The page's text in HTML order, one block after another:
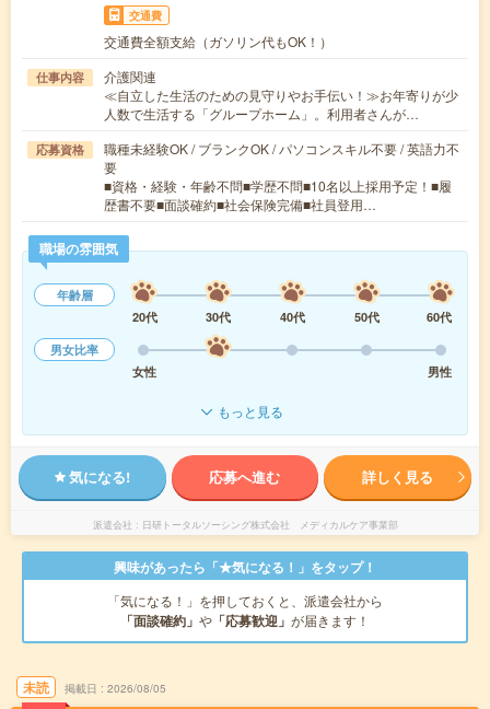
交通費
交通費全額支給（ガソリン代もOK！）
仕事内容
介護関連
≪自立した生活のための見守りやお手伝い！≫お年寄りが少
人数で生活する「グループホーム」。利用者さんが…
応募資格
職種未経験OK / ブランクOK / パソコンスキル不要 / 英語力不
要
■資格・経験・年齢不問■学歴不問■10名以上採用予定！■履
歴書不要■面談確約■社会保険完備■社員登用…
職場の雰囲気
年齢層
20代
30代 40代 50代
60代
男女比率
女性
男性
もっと見る
気になる! 応募へ進む 詳しく見る
派遣会社 日研トータルソーシング株式会社 メディカルケア事業部
興味があったら「★気になる！」をタップ！
「気になる！」を押しておくと、派遣会社から
「面談確約」 や 「応募歓迎」 が届きます！
未読 掲載日 2026/08/05